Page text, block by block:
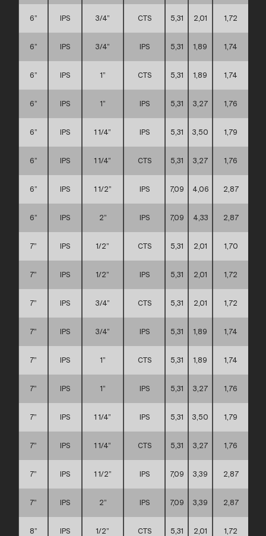
6” IPS 3/4” CTS 5,31 2,01 1,72
6” IPS 3/4” IPS 5,31 1,89 1,74
6” IPS 1” CTS 5,31 1,89 1,74
6” IPS 1” IPS 5,31 3,27 1,76
6” IPS 1 1/4” IPS 5,31 3,50 1,79
6” IPS 1 1/4” CTS 5,31 3,27 1,76
6” IPS 1 1/2” IPS 7,09 4,06 2,87
6” IPS 2” IPS 7,09 4,33 2,87
7” IPS 1/2” CTS 5,31 2,01 1,70
7” IPS 1/2” IPS 5,31 2,01 1,72
7” IPS 3/4” CTS 5,31 2,01 1,72
7” IPS 3/4” IPS 5,31 1,89 1,74
7” IPS 1” CTS 5,31 1,89 1,74
7” IPS 1” IPS 5,31 3,27 1,76
7” IPS 1 1/4” IPS 5,31 3,50 1,79
7” IPS 1 1/4” CTS 5,31 3,27 1,76
7” IPS 1 1/2” IPS 7,09 3,39 2,87
7” IPS 2” IPS 7,09 3,39 2,87
8” IPS 1/2” CTS 5,31 2,01 1,72